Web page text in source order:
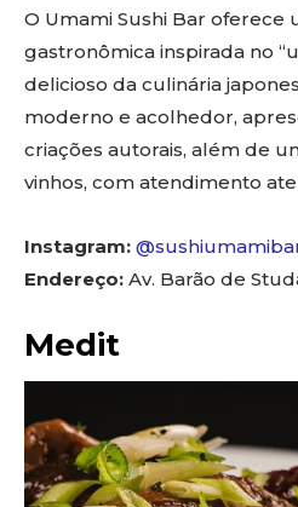
O Umami Sushi Bar oferece
gastronômica inspirada no
delicioso da culinária
moderno e acolhedor,
criações autorais, além de
vinhos, com atendimento
Instagram:
Endereço: Av. Barão de
Medit